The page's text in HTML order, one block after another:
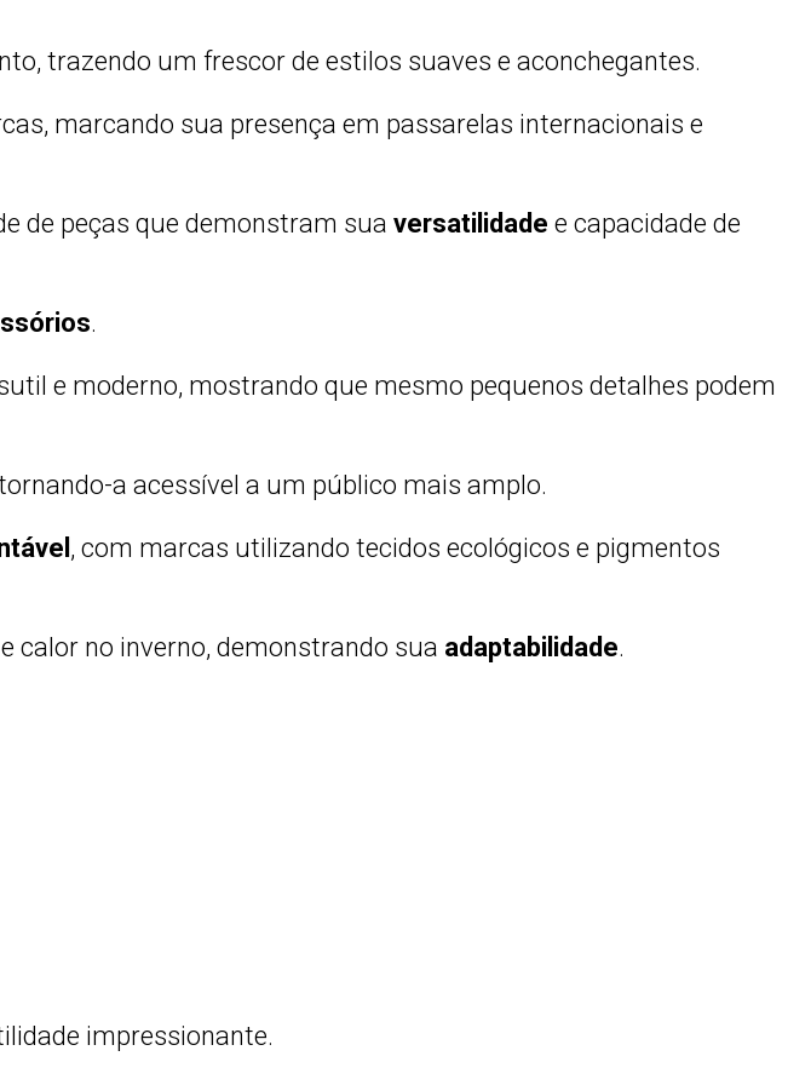
trazendo um frescor de estilos suaves e aconchegantes.
marcando sua presença em passarelas internacionais e
de peças que demonstram sua versatilidade e capacidade de
.
e moderno, mostrando que mesmo pequenos detalhes podem
a acessível a um público mais amplo.
, com marcas utilizando tecidos ecológicos e pigmentos
calor no inverno, demonstrando sua adaptabilidade.
impressionante.